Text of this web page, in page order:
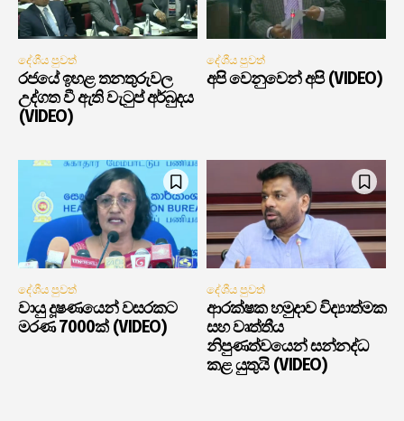
දේශීය පුවත්
රජයේ ඉහළ තනතුරුවල
උද්ගත වී ඇති වැටුප් අර්බුදය
(VIDEO)
දේශීය පුවත්
අපි වෙනුවෙන් අපි (VIDEO)
දේශීය පුවත්
වායු දූෂණයෙන් වසරකට
මරණ 7000ක් (VIDEO)
දේශීය පුවත්
ආරක්ෂක හමුදාව විද්‍යාත්මක
සහ වෘත්තීය
නිපුණත්වයෙන් සන්නද්ධ
කළ යුතුයි (VIDEO)